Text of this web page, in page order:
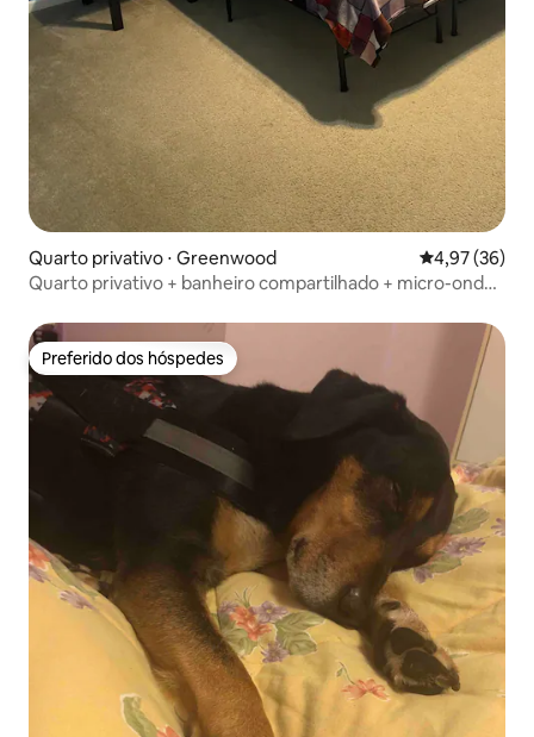
Quarto privativo ⋅ Greenwood 4,97 de uma
4,97 (36)
Quarto privativo + banheiro compartilhado + micro-ondas
Preferido dos hóspedes
Preferido dos hóspedes